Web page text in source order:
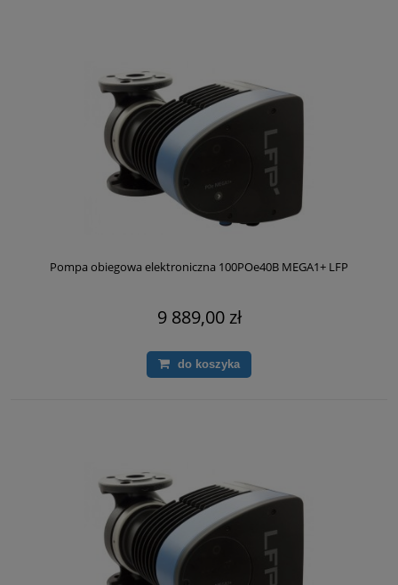
Pompa obiegowa elektroniczna 100POe40B MEGA1+ LFP
9 889,00 zł
do koszyka